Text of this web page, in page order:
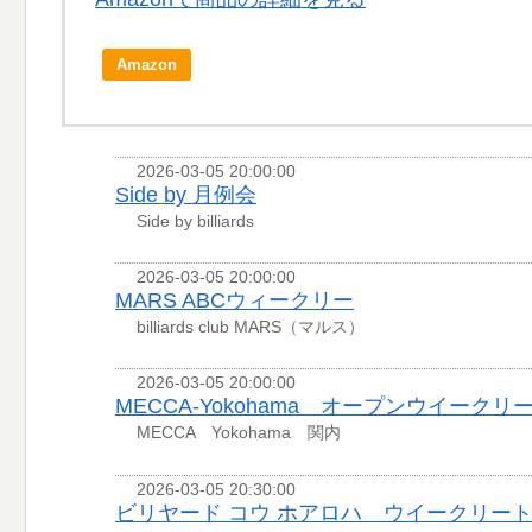
Amazon
2026-03-05 20:00:00
Side by 月例会
Side by billiards
2026-03-05 20:00:00
MARS ABCウィークリー
billiards club MARS（マルス）
2026-03-05 20:00:00
MECCA-Yokohama オープンウイークリー
MECCA Yokohama 関内
2026-03-05 20:30:00
ビリヤード コウ ホアロハ ウイークリー